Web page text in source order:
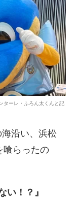
ターレ・ふろん太くんと記
沿い、浜松
喰らったの
い！？』